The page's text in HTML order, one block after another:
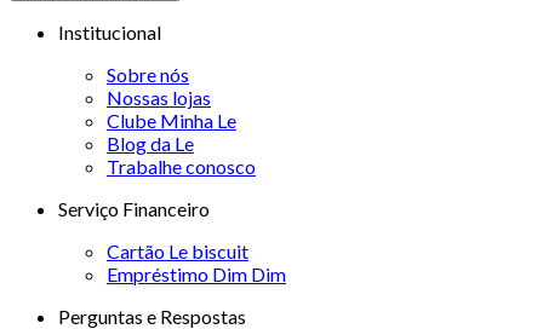
Institucional
Sobre nós
Nossas lojas
Clube Minha Le
Blog da Le
Trabalhe conosco
Serviço Financeiro
Cartão Le biscuit
Empréstimo Dim Dim
Perguntas e Respostas